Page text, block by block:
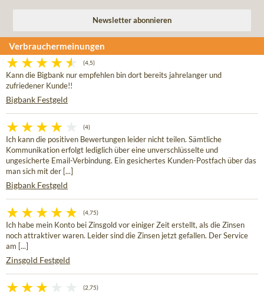
Verbrauchermeinungen
(4,5)
Kann die Bigbank nur empfehlen bin dort bereits jahrelanger und
zufriedener Kunde!!
Bigbank Festgeld
(4)
Ich kann die positiven Bewertungen leider nicht teilen. Sämtliche
Kommunikation erfolgt lediglich über eine unverschlüsselte und
ungesicherte Email-Verbindung. Ein gesichertes Kunden-Postfach über das
man sich mit der [...]
Bigbank Festgeld
(4,75)
Ich habe mein Konto bei Zinsgold vor einiger Zeit erstellt, als die Zinsen
noch attraktiver waren. Leider sind die Zinsen jetzt gefallen. Der Service
am [...]
Zinsgold Festgeld
(2,75)